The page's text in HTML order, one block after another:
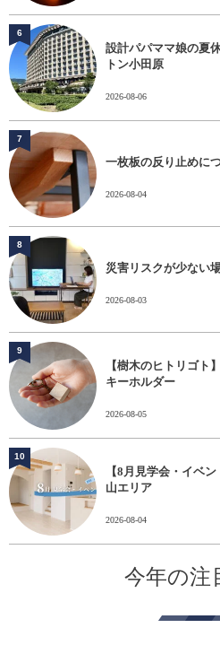
設計パパママ娘の夏
トン小田原
2026-08-06
6
一枚板の反り止めに
2026-08-04
7
災害リスクが少ない
2026-08-03
8
【樹木のヒトリゴト
キーホルダー
2026-08-05
9
【8月見学会・イベ
山エリア
2026-08-04
10
今年の注